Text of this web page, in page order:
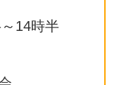
14時半